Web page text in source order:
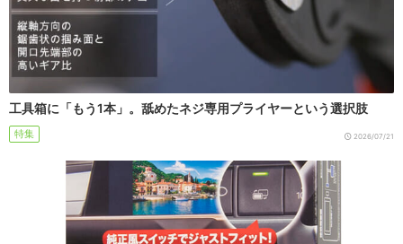
工具箱に「もう1本」。舐めたネジ専用プライヤーという選択肢
特集 2026/07/21